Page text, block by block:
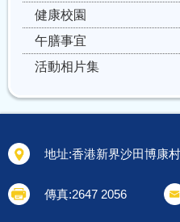
健康校園
午膳事宜
活動相片集
地址:香港新界沙田博康
傳真:2647 2056